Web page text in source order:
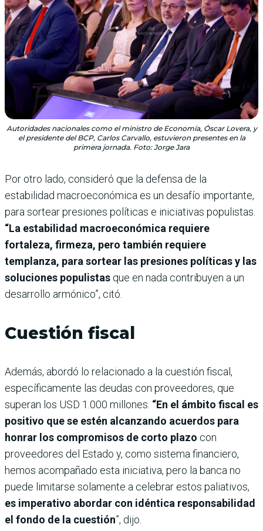
Autoridades nacionales como el ministro de Economía, Óscar Lovera, y
el presidente del BCP, Carlos Carvallo, estuvieron presentes en la
primera jornada. Foto: Jorge Jara
Por otro lado, consideró que la defensa de la
estabilidad macroeconómica es un desafío importante,
para sortear presiones políticas e iniciativas populistas.
“La estabilidad macroeconómica requiere
fortaleza, firmeza, pero también requiere
templanza, para sortear las presiones políticas y las
soluciones populistas que en nada contribuyen a un
desarrollo armónico”, citó.
Cuestión fiscal
Además, abordó lo relacionado a la cuestión fiscal,
específicamente las deudas con proveedores, que
superan los USD 1.000 millones. “En el ámbito fiscal es
positivo que se estén alcanzando acuerdos para
honrar los compromisos de corto plazo con
proveedores del Estado y, como sistema financiero,
hemos acompañado esta iniciativa, pero la banca no
puede limitarse solamente a celebrar estos paliativos,
es imperativo abordar con idéntica responsabilidad
el fondo de la cuestión”, dijo.